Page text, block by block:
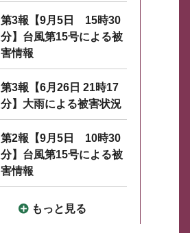
第3報【9月5日 15時30
分】台風第15号による被
害情報
第3報【6月26日 21時17
分】大雨による被害状況
第2報【9月5日 10時30
分】台風第15号による被
害情報
もっと見る